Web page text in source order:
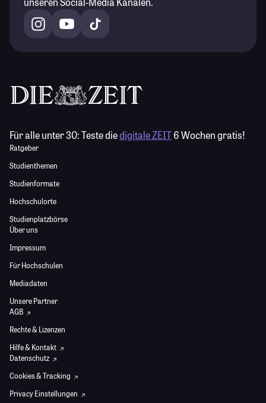
Für alle unter 30:Teste diedigitale ZEIT6 Wochen gratis!
Ratgeber
Studienthemen
Studienformate
Hochschulorte
Studienplatzbörse
Über uns
Impressum
Für Hochschulen
Mediadaten
Unsere Partner
AGB
Rechte & Lizenzen
Hilfe & Kontakt
Datenschutz
Cookies & Tracking
Privacy Einstellungen